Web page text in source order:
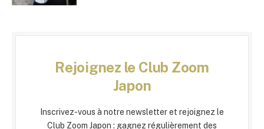
Rejoignez le Club Zoom
Japon
Inscrivez-vous à notre newsletter et rejoignez le
Club Zoom Japon : gagnez régulièrement des